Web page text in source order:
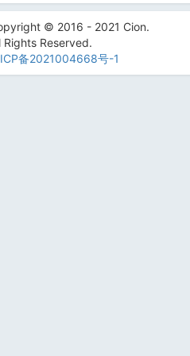
© 2016 - 2021 Cion.
Rights Reserved.
备2021004668号-1